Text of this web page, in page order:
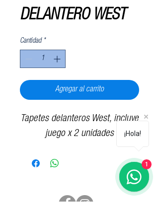
DELANTERO WEST
Cantidad *
Agregar al carrito
Tapetes delanteros West, incluye
juego x 2 unidades
¡Hola!
1